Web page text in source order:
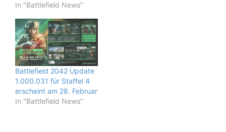
In "Battlefield News"
Battlefield 2042 Update
1.000.031 für Staffel 4
erscheint am 28. Februar
In "Battlefield News"